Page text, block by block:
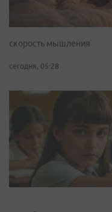
скорость мышления
сегодня, 05:28